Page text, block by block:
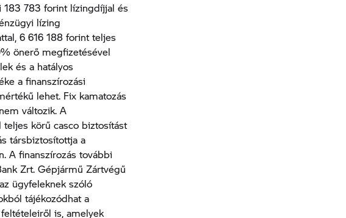
783 forint lízingdíjjal és
lízing
6 616 188 forint teljes
önerő megfizetésével
és a hatályos
a finanszírozási
lehet. Fix kamatozás
változik. A
körű casco biztosítást
társbiztosítottja a
A finanszírozás további
Zrt. Gépjármű Zártvégű
ügyfeleknek szóló
tájékozódhat a
is, amelyek